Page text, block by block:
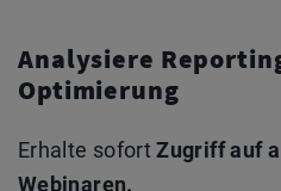
Analysiere
Optimierung
Erhalte sofortZugriff auf
Webinaren.